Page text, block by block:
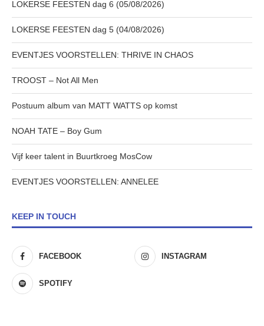
LOKERSE FEESTEN dag 6 (05/08/2026)
LOKERSE FEESTEN dag 5 (04/08/2026)
EVENTJES VOORSTELLEN: THRIVE IN CHAOS
TROOST – Not All Men
Postuum album van MATT WATTS op komst
NOAH TATE – Boy Gum
Vijf keer talent in Buurtkroeg MosCow
EVENTJES VOORSTELLEN: ANNELEE
KEEP IN TOUCH
FACEBOOK INSTAGRAM
SPOTIFY